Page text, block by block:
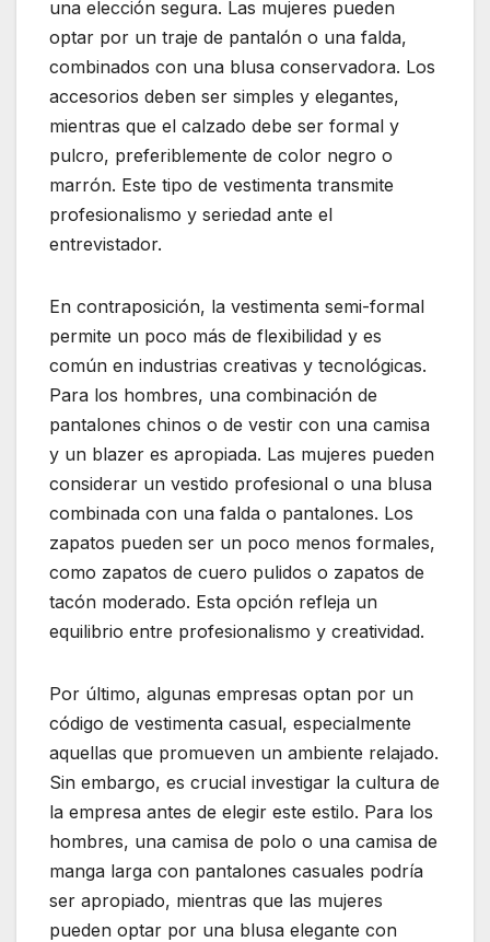
una elección segura. Las mujeres pueden
optar por un traje de pantalón o una falda,
combinados con una blusa conservadora. Los
accesorios deben ser simples y elegantes,
mientras que el calzado debe ser formal y
pulcro, preferiblemente de color negro o
marrón. Este tipo de vestimenta transmite
profesionalismo y seriedad ante el
entrevistador.
En contraposición, la vestimenta semi-formal
permite un poco más de flexibilidad y es
común en industrias creativas y tecnológicas.
Para los hombres, una combinación de
pantalones chinos o de vestir con una camisa
y un blazer es apropiada. Las mujeres pueden
considerar un vestido profesional o una blusa
combinada con una falda o pantalones. Los
zapatos pueden ser un poco menos formales,
como zapatos de cuero pulidos o zapatos de
tacón moderado. Esta opción refleja un
equilibrio entre profesionalismo y creatividad.
Por último, algunas empresas optan por un
código de vestimenta casual, especialmente
aquellas que promueven un ambiente relajado.
Sin embargo, es crucial investigar la cultura de
la empresa antes de elegir este estilo. Para los
hombres, una camisa de polo o una camisa de
manga larga con pantalones casuales podría
ser apropiado, mientras que las mujeres
pueden optar por una blusa elegante con